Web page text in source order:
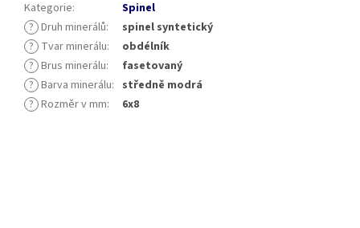
Kategorie:
Spinel
? Druh minerálů:
spinel syntetický
? Tvar minerálu:
obdélník
? Brus minerálu:
fasetovaný
? Barva minerálu: středně modrá
? Rozměr v mm: 6x8